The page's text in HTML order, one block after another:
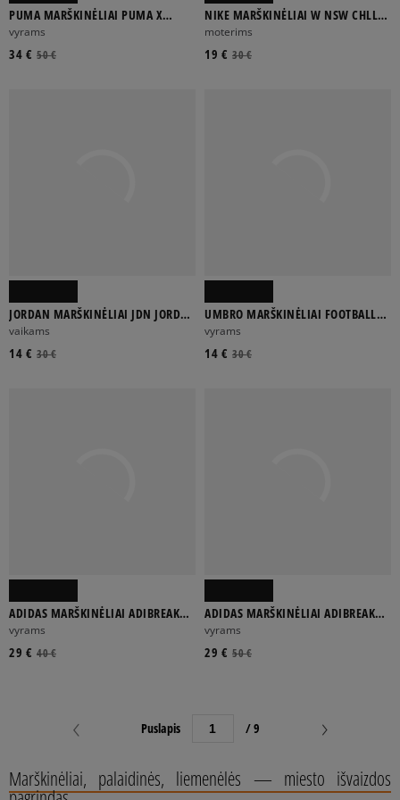
PUMA MARŠKINĖLIAI PUMA X
RIPNDIP BOXY GRAPHIC TEE
vyrams
50 €
34 €
NIKE MARŠKINĖLIAI W NSW CHLL
KNT MD CRP GLS
moterims
30 €
19 €
JORDAN MARŠKINĖLIAI JDN JORDAN
SPORT CORE SS TEE GIRL
vaikams
30 €
14 €
UMBRO MARŠKINĖLIAI FOOTBALL
SHIRT
vyrams
30 €
14 €
ADIDAS MARŠKINĖLIAI ADIBREAK
TEE
vyrams
40 €
29 €
ADIDAS MARŠKINĖLIAI ADIBREAK
JERSEY
vyrams
50 €
29 €
Puslapis / 9
Marškinėliai, palaidinės, liemenėlės — miesto išvaizdos